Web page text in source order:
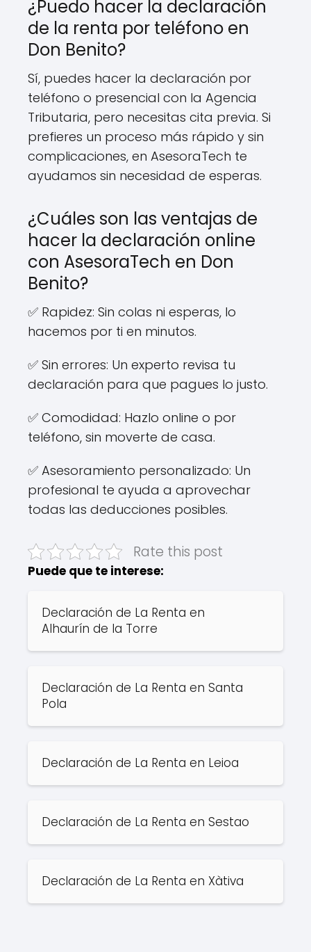
¿Puedo hacer la declaración
de la renta por teléfono en
Don Benito?
Sí, puedes hacer la declaración por
teléfono o presencial con la Agencia
Tributaria, pero necesitas cita previa. Si
prefieres un proceso más rápido y sin
complicaciones, en AsesoraTech te
ayudamos sin necesidad de esperas.
¿Cuáles son las ventajas de
hacer la declaración online
con AsesoraTech en Don
Benito?
✅ Rapidez: Sin colas ni esperas, lo
hacemos por ti en minutos.
✅ Sin errores: Un experto revisa tu
declaración para que pagues lo justo.
✅ Comodidad: Hazlo online o por
teléfono, sin moverte de casa.
✅ Asesoramiento personalizado: Un
profesional te ayuda a aprovechar
todas las deducciones posibles.
Rate this post
Puede que te interese:
Declaración de La Renta en
Alhaurín de la Torre
Declaración de La Renta en Santa
Pola
Declaración de La Renta en Leioa
Declaración de La Renta en Sestao
Declaración de La Renta en Xàtiva